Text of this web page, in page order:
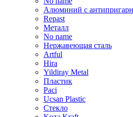
Алюминий с
Repast
Металл
No name
Нержавеющая сталь
Artful
Hira
Yildiray Metal
Пластик
Paci
Ucsan Plastic
Стекло